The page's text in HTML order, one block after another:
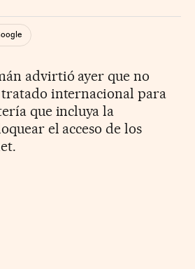
Twitter
Redes Sociales
advirtió ayer que no
internacional para
que incluya la
el acceso de los